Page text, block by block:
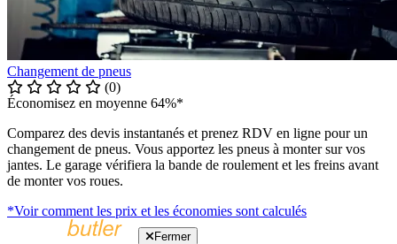
Changement de pneus
(0)
Économisez en moyenne 64%*
Comparez des devis instantanés et prenez RDV en ligne pour un
changement de pneus. Vous apportez les pneus à monter sur vos
jantes. Le garage vérifiera la bande de roulement et les freins avant
de monter vos roues.
*Voir comment les prix et les économies sont calculés
Fermer